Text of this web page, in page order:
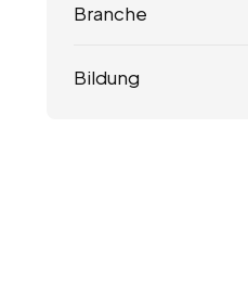
Branche
Bildung